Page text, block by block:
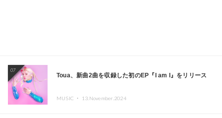
07
Toua、新曲2曲を収録した初のEP『I am I』をリリース
MUSIC ・ 13.November.2024